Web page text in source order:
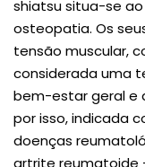
shiatsu situa-se
osteopatia. Os
tensão muscular,
considerada uma
bem-estar geral e
por isso, indicada
doenças
artrite reumatoide